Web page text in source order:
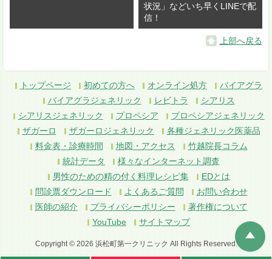
状況」などいち早くLINEで配
信！
上部へ戻る
トップページ 初めての方へ オンライン処方
バイアグラ
バイアグラジェネリック
レビトラ
シアリス
シアリスジェネリック
プロペシア
プロペシアジェネリック
ザガーロ
ザガーロジェネリック
各種ジェネリック医薬品
料金表・診療時間
地図・アクセス
竹越院長コラム
統計データ
様々なインターネット調査
男性のための精の付く料理レシピ集
EDとは
問診票ダウンロード
よくあるご質問
お問い合わせ
医師の紹介
プライバシーポリシー
著作権について
YouTube
サイトマップ
Copyright © 2026 浜松町第一クリニック All Rights Reserved.